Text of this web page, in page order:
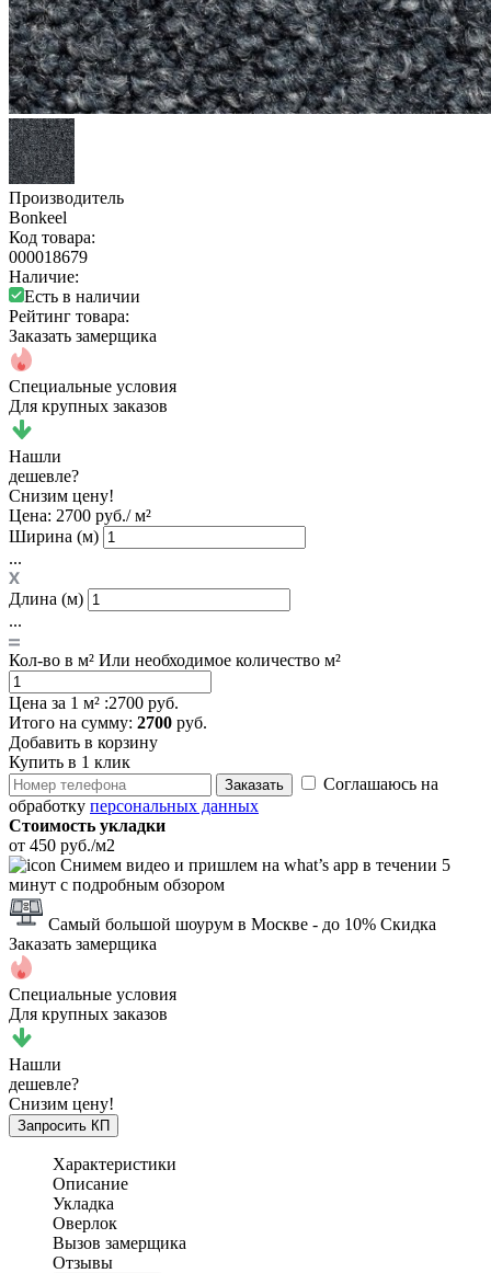
Производитель
Bonkeel
Код товара:
000018679
Наличие:
Есть в наличии
Рейтинг товара:
Заказать замерщика
Специальные условия
Для крупных заказов
Нашли
дешевле?
Снизим цену!
Цена: 2700 руб./ м²
Ширина (м)
...
Длина (м)
...
Кол-во в м² Или необходимое количество м²
Цена за 1 м² :2700 руб.
Итого на сумму: 2700 руб.
Добавить в корзину
Купить в 1 клик
Заказать
Соглашаюсь на
обработку персональных данных
Стоимость укладки
от 450 руб./м2
Снимем видео и пришлем на what’s app в течении 5
минут с подробным обзором
Самый большой шоурум в Москве - до 10% Скидка
Заказать замерщика
Специальные условия
Для крупных заказов
Нашли
дешевле?
Снизим цену!
Запросить КП
Характеристики
Описание
Укладка
Оверлок
Вызов замерщика
Отзывы